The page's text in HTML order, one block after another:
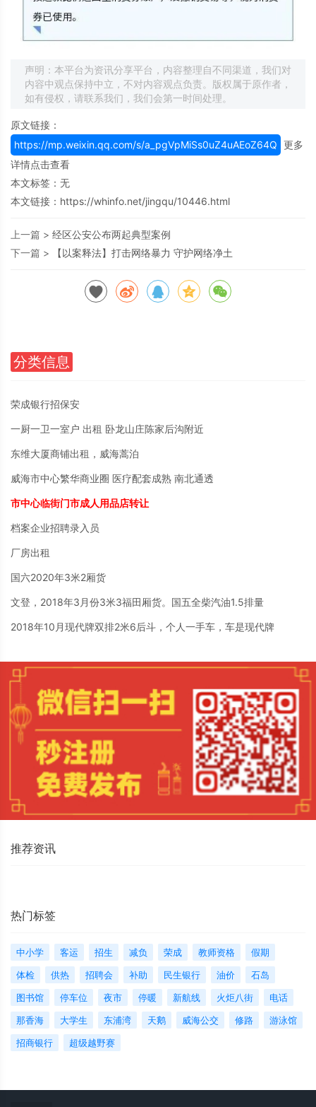
声明：本平台为资讯分享平台，内容整理自不同渠道，我们对
内容中观点保持中立，不对内容观点负责。版权属于原作者，
如有侵权，请联系我们，我们会第一时间处理。
原文链接：
https://mp.weixin.qq.com/s/a_pgVpMiSs0uZ4uAEoZ64Q 更多
详情点击查看
本文标签：无
本文链接： https://whinfo.net/jingqu/10446.html
上一篇 > 经区公安公布两起典型案例
下一篇 >
【以案释法】打击网络暴力 守护网络净土
分类信息
荣成银行招保安
一厨一卫一室户 出租 卧龙山庄陈家后沟附近
东维大厦商铺出租，威海蒿泊
威海市中心繁华商业圈 医疗配套成熟 南北通透
市中心临街门市成人用品店转让
档案企业招聘录入员
厂房出租
国六2020年3米2厢货
文登，2018年3月份3米3福田厢货。国五全柴汽油1.5排量
2018年10月现代牌双排2米6后斗，个人一手车，车是现代牌
推荐资讯
热门标签
中小学 客运 招生 减负 荣成 教师资格
假期
体检
供热 招聘会 补助 民生银行 油价
石岛
图书馆
停车位 夜市 停暖 新航线 火炬八街
电话
那香海
大学生 东浦湾 天鹅 威海公交 修路
游泳馆
招商银行
超级越野赛